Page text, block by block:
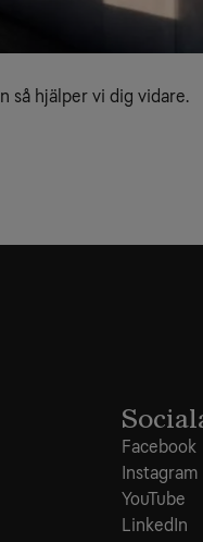
så hjälper vi dig vidare.
Facebook
Instagram
YouTube
LinkedIn